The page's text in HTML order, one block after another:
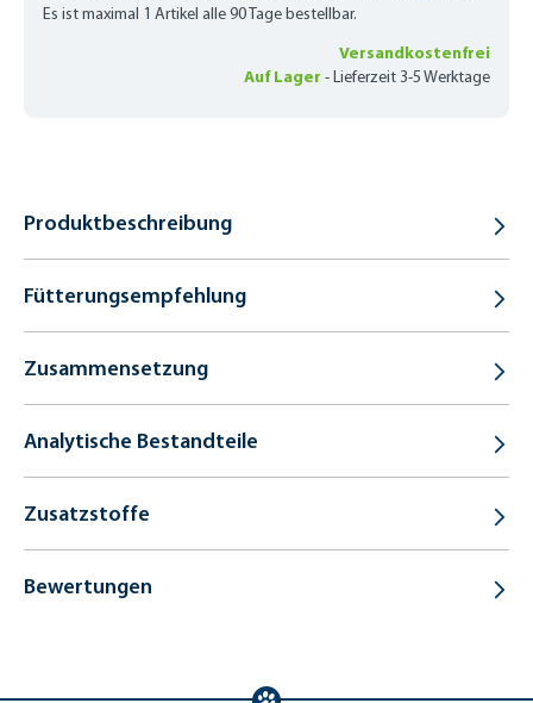
Es ist maximal 1 Artikel alle 90 Tage bestellbar.
Versandkostenfrei
Auf Lager -Lieferzeit 3-5 Werktage
Produktbeschreibung
Fütterungsempfehlung
Zusammensetzung
Analytische Bestandteile
Zusatzstoffe
Bewertungen